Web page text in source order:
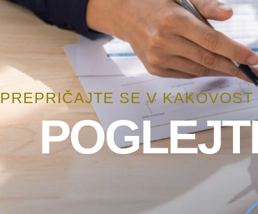
PREPRIČAJTE SE V KAKOVOST